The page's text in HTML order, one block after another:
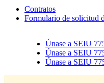
Contratos
Formulario de solicitud
Únase a SEIU
Únase a SEIU
Únase a SEIU